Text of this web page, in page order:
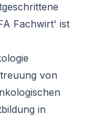
Fachwirt' ist
von
in